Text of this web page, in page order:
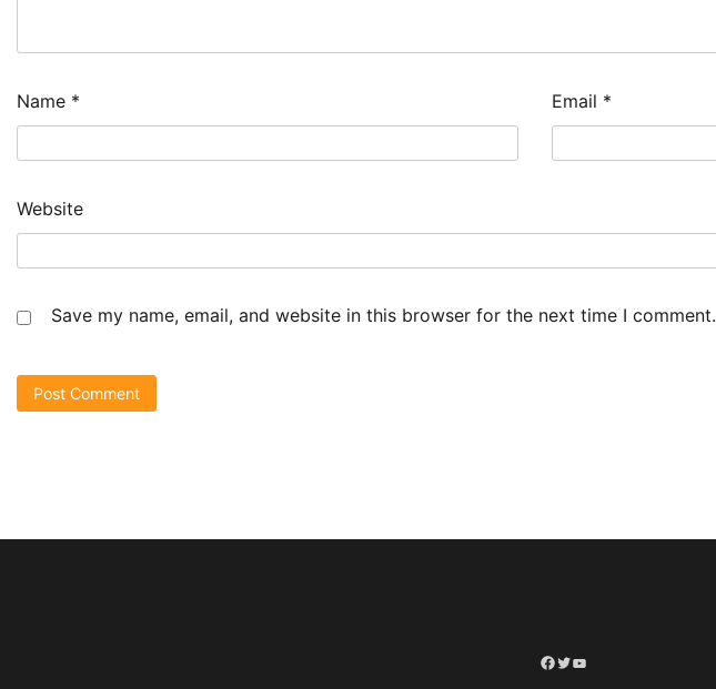
Name * Email *
Website
Save my name, email, and website in this browser for the next time I comment.
Facebook
Twitter
YouTube